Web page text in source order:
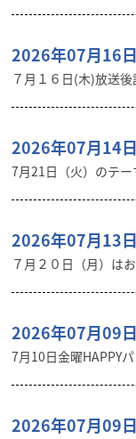
2026年07月16日
７月１６日(木)放送
2026年07月14日
7月21日（火）のテー
2026年07月13日
７月２０日（月）は
2026年07月09日
7月10日金曜HAPPY
2026年07月09日